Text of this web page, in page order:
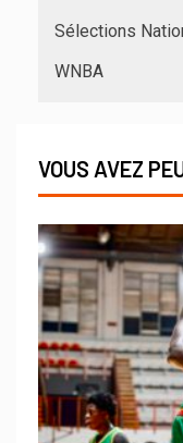
Sélections
WNBA
VOUS AVEZ